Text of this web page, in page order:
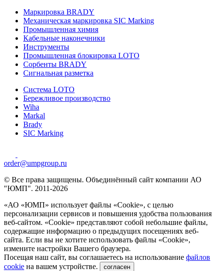
Маркировка BRADY
Механическая маркировка SIC Marking
Промышленная химия
Кабельные наконечники
Инструменты
Промышленная блокировка LOTO
Сорбенты BRADY
Сигнальная разметка
Система LOTO
Бережливое производство
Wiha
Markal
Brady
SIC Marking
order@umpgroup.ru
© Все права защищены. Объединённый сайт компании АО
"ЮМП". 2011-2026
«АО «ЮМП» использует файлы «Сookie», с целью
персонализации сервисов и повышения удобства пользования
веб-сайтом. «Cookie» представляют собой небольшие файлы,
содержащие информацию о предыдущих посещениях веб-
сайта. Если вы не хотите использовать файлы «Сookie»,
измените настройки Вашего браузера.
Посещая наш сайт, вы соглашаетесь на использование файлов
cookie на вашем устройстве. согласен